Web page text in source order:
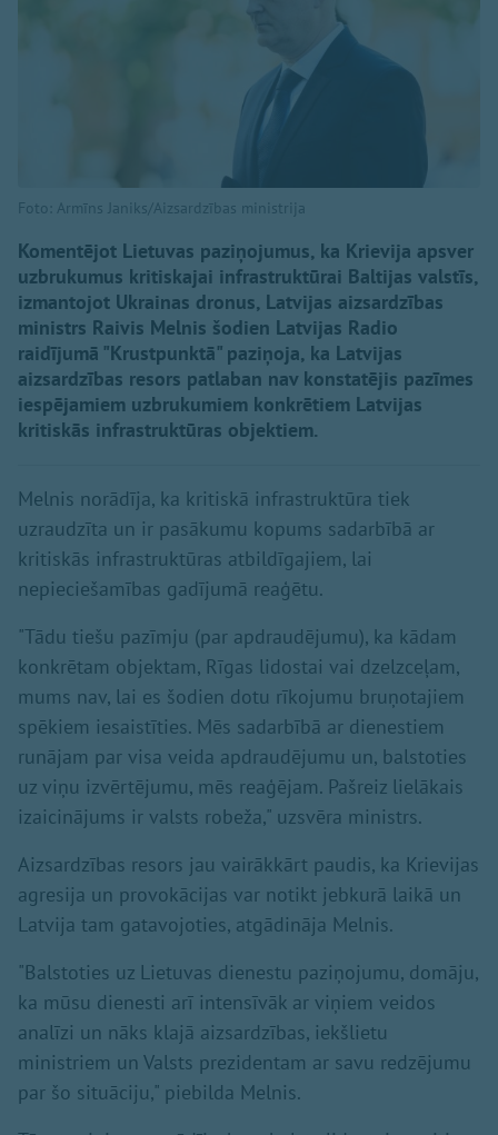
Foto: Armīns Janiks/Aizsardzības ministrija
Komentējot Lietuvas paziņojumus, ka Krievija apsver
uzbrukumus kritiskajai infrastruktūrai Baltijas valstīs,
izmantojot Ukrainas dronus, Latvijas aizsardzības
ministrs Raivis Melnis šodien Latvijas Radio
raidījumā "Krustpunktā" paziņoja, ka Latvijas
aizsardzības resors patlaban nav konstatējis pazīmes
iespējamiem uzbrukumiem konkrētiem Latvijas
kritiskās infrastruktūras objektiem.
Melnis norādīja, ka kritiskā infrastruktūra tiek
uzraudzīta un ir pasākumu kopums sadarbībā ar
kritiskās infrastruktūras atbildīgajiem, lai
nepieciešamības gadījumā reaģētu.
"Tādu tiešu pazīmju (par apdraudējumu), ka kādam
konkrētam objektam, Rīgas lidostai vai dzelzceļam,
mums nav, lai es šodien dotu rīkojumu bruņotajiem
spēkiem iesaistīties. Mēs sadarbībā ar dienestiem
runājam par visa veida apdraudējumu un, balstoties
uz viņu izvērtējumu, mēs reaģējam. Pašreiz lielākais
izaicinājums ir valsts robeža," uzsvēra ministrs.
Aizsardzības resors jau vairākkārt paudis, ka Krievijas
agresija un provokācijas var notikt jebkurā laikā un
Latvija tam gatavojoties, atgādināja Melnis.
"Balstoties uz Lietuvas dienestu paziņojumu, domāju,
ka mūsu dienesti arī intensīvāk ar viņiem veidos
analīzi un nāks klajā aizsardzības, iekšlietu
ministriem un Valsts prezidentam ar savu redzējumu
par šo situāciju," piebilda Melnis.